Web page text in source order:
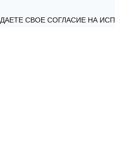
СВОЕ СОГЛАСИЕ НА